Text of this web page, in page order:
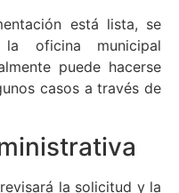
está lista, se
oficina municipal
puede hacerse
casos a través de
la solicitud y la